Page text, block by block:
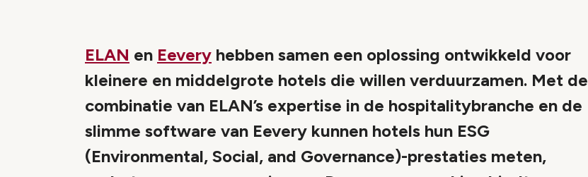
ELAN en Eevery hebben samen een oplossing ontwikkeld voor
kleinere en middelgrote hotels die willen verduurzamen. Met de
combinatie van ELAN’s expertise in de hospitalitybranche en de
slimme software van Eevery kunnen hotels hun ESG
(Environmental, Social, and Governance)-prestaties meten,